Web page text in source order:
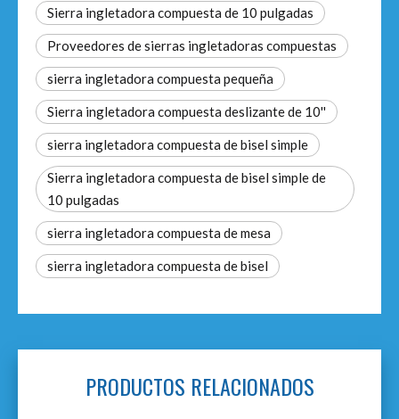
Sierra ingletadora compuesta de 10 pulgadas
Proveedores de sierras ingletadoras compuestas
sierra ingletadora compuesta pequeña
Sierra ingletadora compuesta deslizante de 10''
sierra ingletadora compuesta de bisel simple
Sierra ingletadora compuesta de bisel simple de
10 pulgadas
sierra ingletadora compuesta de mesa
sierra ingletadora compuesta de bisel
PRODUCTOS RELACIONADOS